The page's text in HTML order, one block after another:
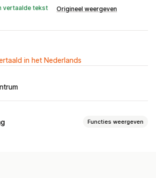
vertaalde tekst Origineel weergeven
in het Nederlands
Functies weergeven
synchroniseren